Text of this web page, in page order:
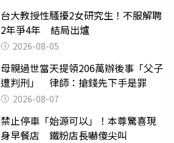
台大教授性騷擾2女研究生！不服解聘
2年爭4年 結局出爐
2026-08-05
母親過世當天提領206萬辦後事「父子
遭判刑」 律師：搶錢先下手是罪
2026-08-07
禁止停車「始源可以」！本尊驚喜現
身早餐店 鐵粉店長嚇傻尖叫